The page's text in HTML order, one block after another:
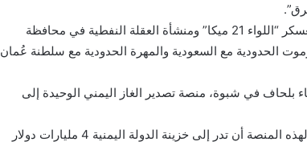
وكان “الانتقالي” قد سيطر مطلع الشهر الحالي على معسكر “اللواء 21 ميكا” ومنشأة العقلة النفطية في محافظة
الحدودية مع السعودية والمهرة الحدودية مع سلطنة عُمان
بلحاف في شبوة، منصة تصدير الغاز اليمني الوحيدة إلى
وفي أثر ذلك، توقف تصدير الغاز اليمني. وكان مخططاً لهذه المنصة أن تدر إلى خزينة الدولة اليمنية 4 مليارات دولار